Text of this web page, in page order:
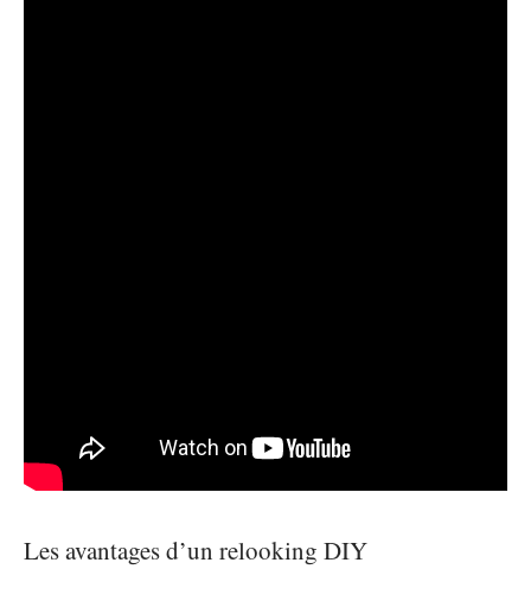
Les avantages d’un relooking DIY